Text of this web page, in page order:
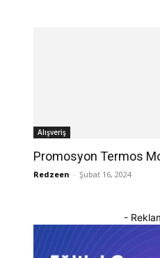
Alışveriş
Promosyon Termos
Redzeen - Şubat 16, 2024
-